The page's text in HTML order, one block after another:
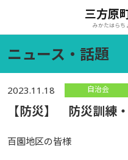
三方原
みかたはらち
ニュース・話題
2023.11.18 自治会
【防災】 防災訓練
百園地区の皆様